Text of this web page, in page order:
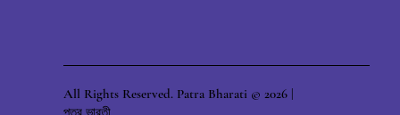
All Rights Reserved. Patra Bharati © 2026 |